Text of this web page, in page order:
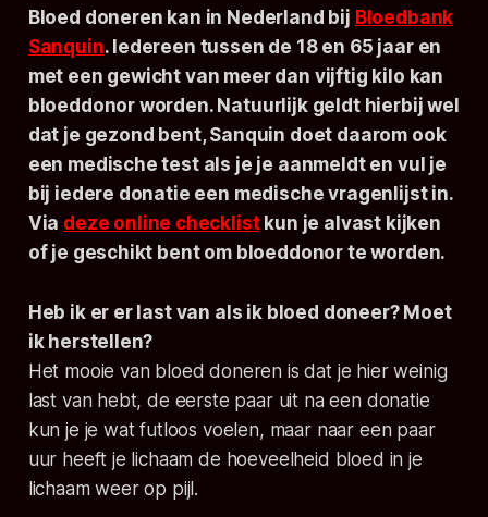
Bloed doneren kan in Nederland bij Bloedbank
Sanquin. Iedereen tussen de 18 en 65 jaar en
met een gewicht van meer dan vijftig kilo kan
bloeddonor worden. Natuurlijk geldt hierbij wel
dat je gezond bent, Sanquin doet daarom ook
een medische test als je je aanmeldt en vul je
bij iedere donatie een medische vragenlijst in.
Via deze online checklistkun je alvast kijken
of je geschikt bent om bloeddonor te worden.
Heb ik er er last van als ik bloed doneer? Moet
ik herstellen?
Het mooie van bloed doneren is dat je hier weinig
last van hebt, de eerste paar uit na een donatie
kun je je wat futloos voelen, maar naar een paar
uur heeft je lichaam de hoeveelheid bloed in je
lichaam weer op pijl.